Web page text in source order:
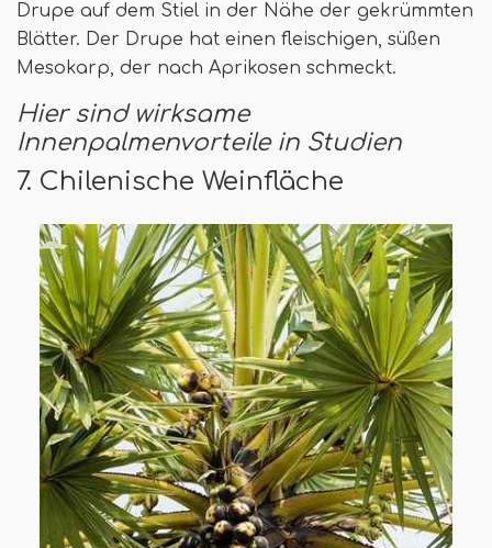
Drupe auf dem Stiel in der Nähe der gekrümmten
Blätter. Der Drupe hat einen fleischigen, süßen
Mesokarp, der nach Aprikosen schmeckt.
Hier sind wirksame
Innenpalmenvorteile in Studien
7. Chilenische Weinfläche